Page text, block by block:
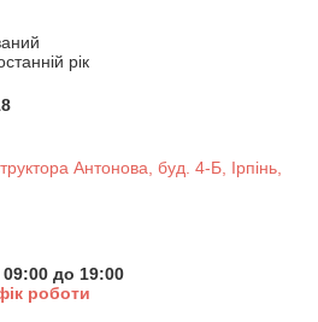
рік
Антонова, буд. 4-Б, Ірпінь,
до 19:00
роботи